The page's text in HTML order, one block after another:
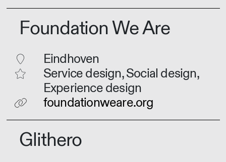
Foundation We Are
Eindhoven
Service design, Social design,
Experience design
foundationweare.org
Glithero